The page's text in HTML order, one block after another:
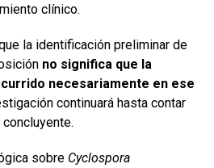
clínico.
la identificación preliminar de
no significa que la
necesariamente en ese
continuará hasta contar
sobre Cyclospora